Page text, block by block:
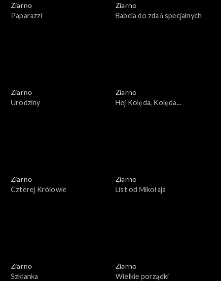
Ziarno
Paparazzi
Ziarno
Babcia do zdań specjalnych
Ziarno
Urodziny
Ziarno
Hej Kolęda, Kolęda...
Ziarno
Czterej Królowie
Ziarno
List od Mikołaja
Ziarno
Szklanka
Ziarno
Wielkie porządki